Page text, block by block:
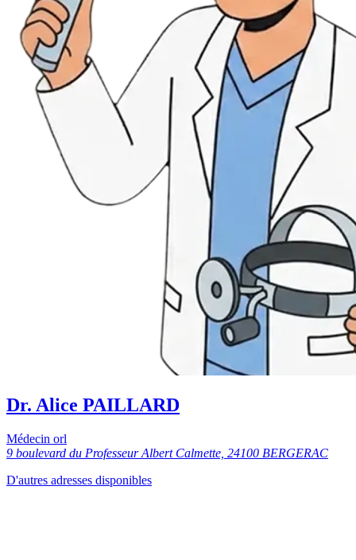
Dr. Alice PAILLARD
Médecin orl
9 boulevard du Professeur Albert Calmette, 24100 BERGERAC
D'autres adresses disponibles